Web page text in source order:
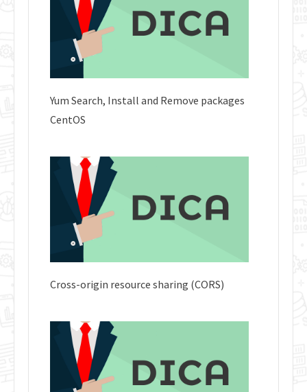
Yum Search, Install and Remove packages
CentOS
Cross-origin resource sharing (CORS)